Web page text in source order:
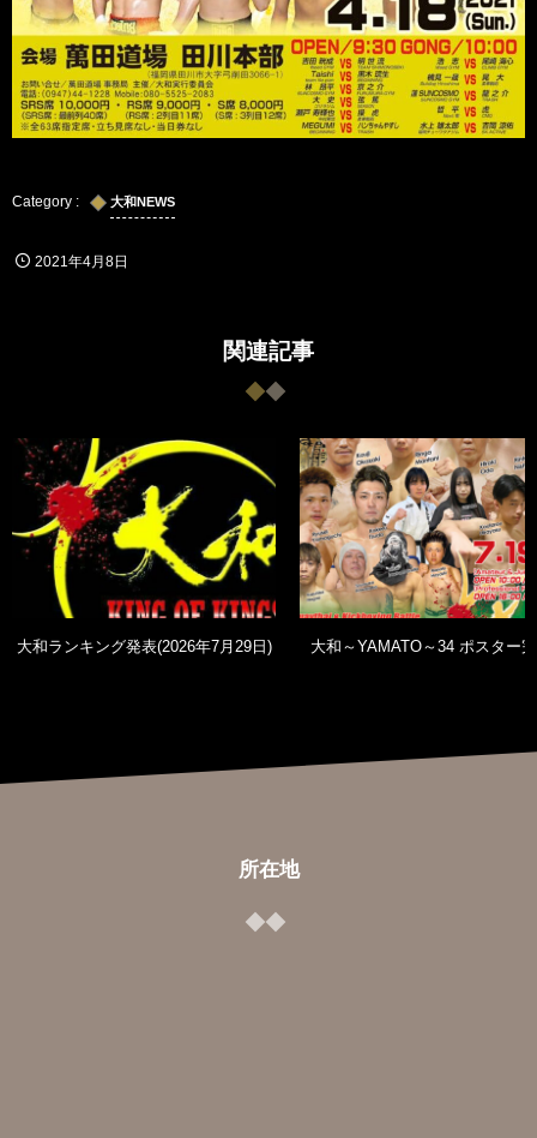
大和NEWS
2021年4月8日
関連記事
大和ランキング発表(2026年7月29日) 大和～YAMATO～34 ポスター
所在地